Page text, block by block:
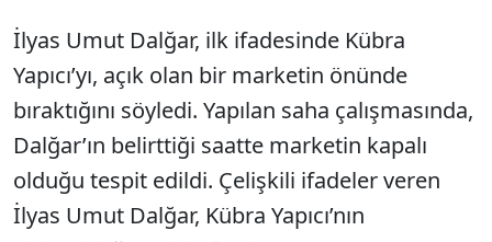
İlyas Umut Dalğar, ilk ifadesinde Kübra
Yapıcı’yı, açık olan bir marketin önünde
bıraktığını söyledi. Yapılan saha çalışmasında,
Dalğar’ın belirttiği saatte marketin kapalı
olduğu tespit edildi. Çelişkili ifadeler veren
İlyas Umut Dalğar, Kübra Yapıcı’nın